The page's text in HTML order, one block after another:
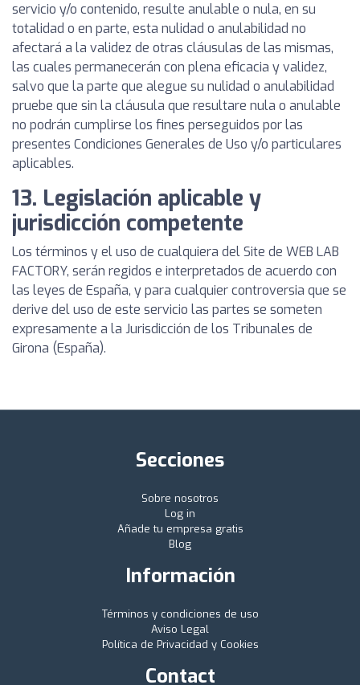
servicio y/o contenido, resulte anulable o nula, en su
totalidad o en parte, esta nulidad o anulabilidad no
afectará a la validez de otras cláusulas de las mismas,
las cuales permanecerán con plena eficacia y validez,
salvo que la parte que alegue su nulidad o anulabilidad
pruebe que sin la cláusula que resultare nula o anulable
no podrán cumplirse los fines perseguidos por las
presentes Condiciones Generales de Uso y/o particulares
aplicables.
13. Legislación aplicable y
jurisdicción competente
Los términos y el uso de cualquiera del Site de WEB LAB
FACTORY, serán regidos e interpretados de acuerdo con
las leyes de España, y para cualquier controversia que se
derive del uso de este servicio las partes se someten
expresamente a la Jurisdicción de los Tribunales de
Girona (España).
Secciones
Sobre nosotros
Log in
Añade tu empresa gratis
Blog
Información
Términos y condiciones de uso
Aviso Legal
Política de Privacidad y Cookies
Contact